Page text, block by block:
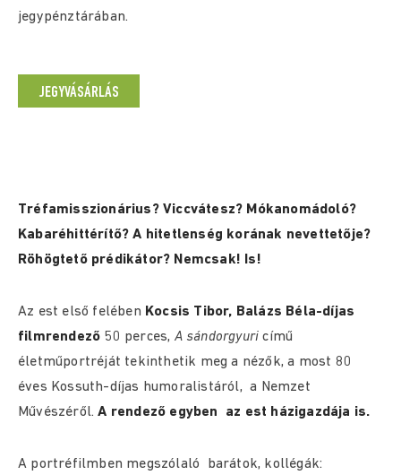
jegypénztárában.
JEGYVÁSÁRLÁS
Tréfamisszionárius? Viccvátesz? Mókanomádoló?
Kabaréhittérítő? A hitetlenség korának nevettetője?
Röhögtető prédikátor? Nemcsak! Is!
Az est első felében Kocsis Tibor, Balázs Béla-díjas
filmrendező 50 perces, A sándorgyuri című
életműportréját tekinthetik meg a nézők, a most 80
éves Kossuth-díjas humoralistáról, a Nemzet
Művészéről.A rendező egyben az est házigazdája is.
A portréfilmben megszólaló barátok, kollégák: